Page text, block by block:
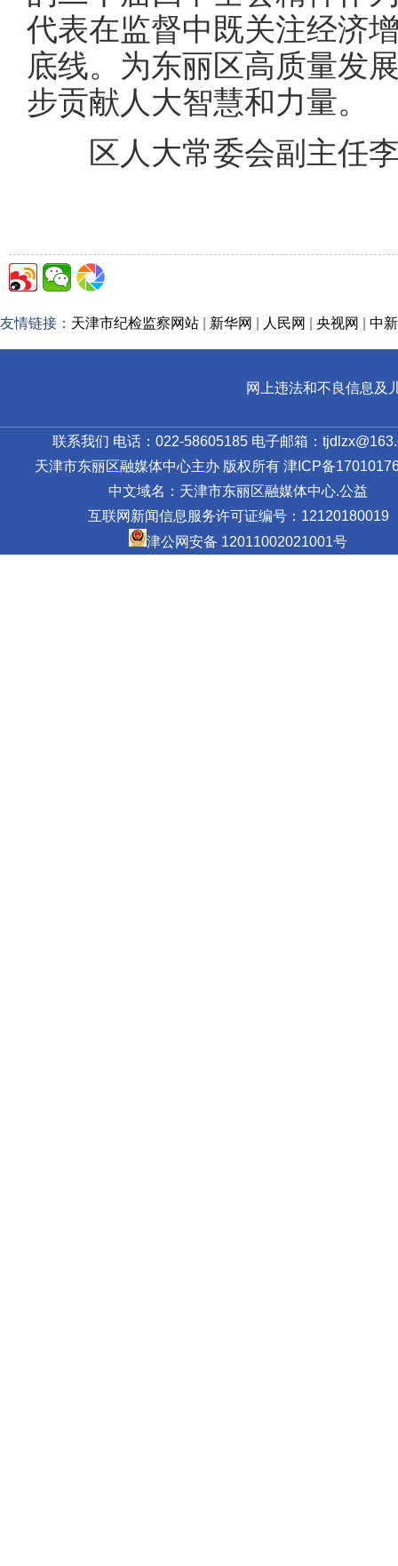
代表在监督中既关注经济
底线。为东丽区高质量发
步贡献人大智慧和力量。
区人大常委会副主任李
友情链接： 天津市纪检监察网站 新华网 人民网 央视网 中
网上违法和不良信息及
联系我们 电话：022-58605185 电子邮箱：
天津市东丽区融媒体中心主办 版权所有 津ICP备
中文域名：天津市东丽区融媒体中心.公益
互联网新闻信息服务许可证编号：12120180019
津公网安备 12011002021001号